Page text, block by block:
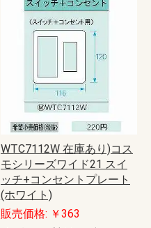
WTC7112W 在庫あり)コス
モシリーズワイド21 スイ
ッチ+コンセントプレート
(ホワイト)
販売価格: ￥363